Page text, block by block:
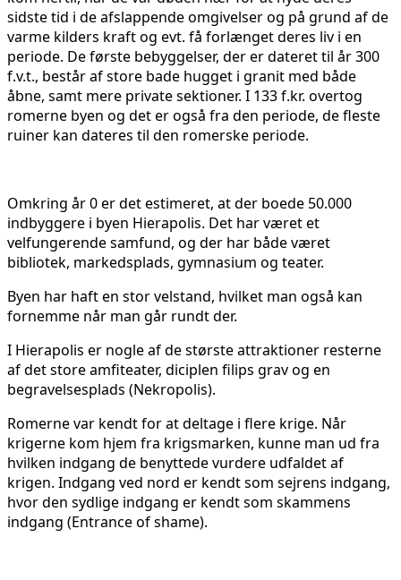
sidste tid i de afslappende omgivelser og på grund af de
varme kilders kraft og evt. få forlænget deres liv i en
periode. De første bebyggelser, der er dateret til år 300
f.v.t., består af store bade hugget i granit med både
åbne, samt mere private sektioner. I 133 f.kr. overtog
romerne byen og det er også fra den periode, de fleste
ruiner kan dateres til den romerske periode.
Omkring år 0 er det estimeret, at der boede 50.000
indbyggere i byen Hierapolis. Det har været et
velfungerende samfund, og der har både været
bibliotek, markedsplads, gymnasium og teater.
Byen har haft en stor velstand, hvilket man også kan
fornemme når man går rundt der.
I Hierapolis er nogle af de største attraktioner resterne
af det store amfiteater, diciplen filips grav og en
begravelsesplads (Nekropolis).
Romerne var kendt for at deltage i flere krige. Når
krigerne kom hjem fra krigsmarken, kunne man ud fra
hvilken indgang de benyttede vurdere udfaldet af
krigen. Indgang ved nord er kendt som sejrens indgang,
hvor den sydlige indgang er kendt som skammens
indgang (Entrance of shame).